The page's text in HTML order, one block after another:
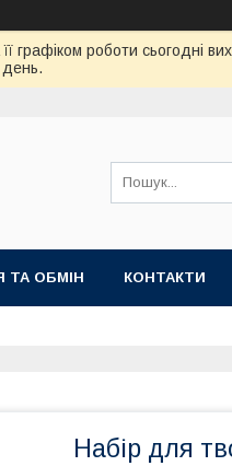
графіком роботи сьогодні
день.
ТА ОБМІН КОНТАКТИ
Набір для